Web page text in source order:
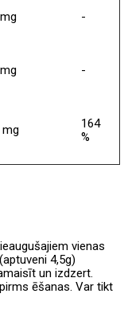
-
-
mg
164
%
vienas
4,5g)
un izdzert.
ēšanas. Var tikt